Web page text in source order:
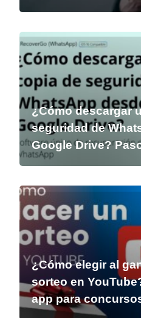
¿Cómo descargar
seguridad de
Google Drive?
¿Cómo elegir al
sorteo en
app para